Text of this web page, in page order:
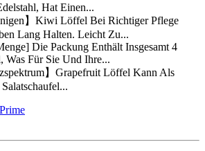
Hat Einen...
】Kiwi Löffel Bei Richtiger Pflege
Lang Halten. Leicht Zu...
Die Packung Enthält Insgesamt 4
Für Sie Und Ihre...
】Grapefruit Löffel Kann Als